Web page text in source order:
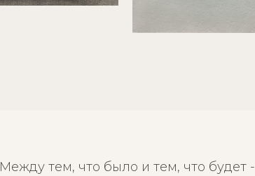
Между тем, что было и тем, что будет -